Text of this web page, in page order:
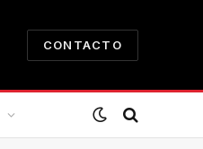
CONTACTO